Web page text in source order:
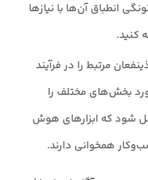
انطباق آن‌ها با نیازها
کنید.
مرتبط را در فرآیند
بخش‌های مختلف را
شود که ابزارهای هوش
همخوانی دارند.